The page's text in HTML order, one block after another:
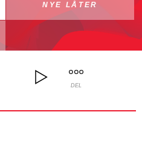
NYE LÅTER
DEL